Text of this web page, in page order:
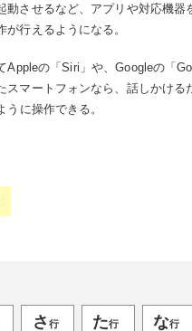
動させるなど、アプリや対応機器
行えるようになる。
Appleの「Siri」や、Googleの「
スマートフォンなら、話しかける
に操作できる。
さ 行 た行 な行